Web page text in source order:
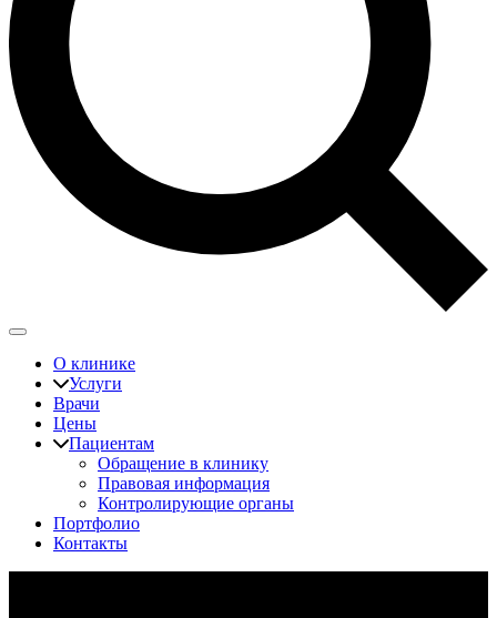
О клинике
Услуги
Врачи
Цены
Пациентам
Обращение в клинику
Правовая информация
Контролирующие органы
Портфолио
Контакты